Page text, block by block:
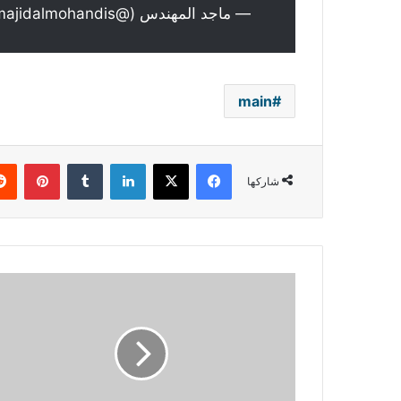
— ماجد المهندس (@majidalmohandis)
main
شاركها
فيسبوك ‫X لينكدإن